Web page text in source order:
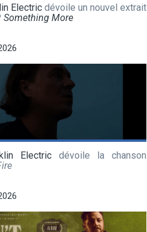
Electric dévoile un nouvel extrait
Something More
Electric dévoile la chanson